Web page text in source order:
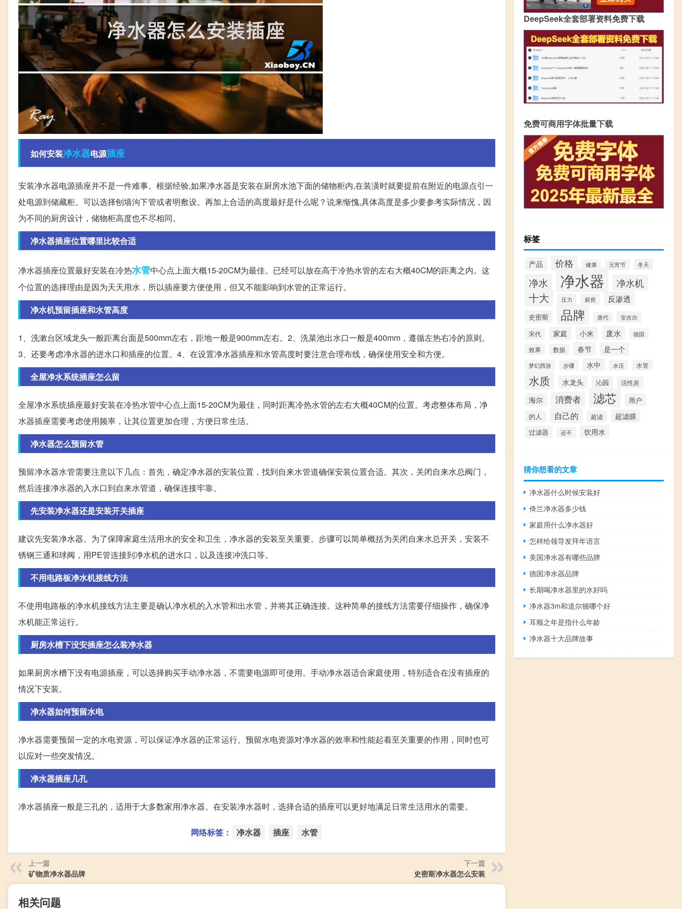
如何安装净水器电源插座
安装净水器电源插座并不是一件难事。根据经验,如果净水器是安装在厨房水池下面的储物柜内,在装潢时就要提前在附近的电源点引一
处电源到储藏柜。可以选择刨墙沟下管或者明敷设。再加上合适的高度最好是什么呢？说来惭愧,具体高度是多少要参考实际情况，因
为不同的厨房设计，储物柜高度也不尽相同。
净水器插座位置哪里比较合适
净水器插座位置最好安装在冷热水管中心点上面大概15-20CM为最佳。已经可以放在高于冷热水管的左右大概40CM的距离之内。这
个位置的选择理由是因为天天用水，所以插座要方便使用，但又不能影响到水管的正常运行。
净水机预留插座和水管高度
1、洗漱台区域龙头一般距离台面是500mm左右，距地一般是900mm左右。2、洗菜池出水口一般是400mm，遵循左热右冷的原则。
3、还要考虑净水器的进水口和插座的位置。4、在设置净水器插座和水管高度时要注意合理布线，确保使用安全和方便。
全屋净水系统插座怎么留
全屋净水系统插座最好安装在冷热水管中心点上面15-20CM为最佳，同时距离冷热水管的左右大概40CM的位置。考虑整体布局，净
水器插座需要考虑使用频率，让其位置更加合理，方便日常生活。
净水器怎么预留水管
预留净水器水管需要注意以下几点：首先，确定净水器的安装位置，找到自来水管道确保安装位置合适。其次，关闭自来水总阀门，
然后连接净水器的入水口到自来水管道，确保连接牢靠。
先安装净水器还是安装开关插座
建议先安装净水器。为了保障家庭生活用水的安全和卫生，净水器的安装至关重要。步骤可以简单概括为关闭自来水总开关，安装不
锈钢三通和球阀，用PE管连接到净水机的进水口，以及连接冲洗口等。
不用电路板净水机接线方法
不使用电路板的净水机接线方法主要是确认净水机的入水管和出水管，并将其正确连接。这种简单的接线方法需要仔细操作，确保净
水机能正常运行。
厨房水槽下没安插座怎么装净水器
如果厨房水槽下没有电源插座，可以选择购买手动净水器，不需要电源即可使用。手动净水器适合家庭使用，特别适合在没有插座的
情况下安装。
净水器如何预留水电
净水器需要预留一定的水电资源，可以保证净水器的正常运行。预留水电资源对净水器的效率和性能起着至关重要的作用，同时也可
以应对一些突发情况。
净水器插座几孔
净水器插座一般是三孔的，适用于大多数家用净水器。在安装净水器时，选择合适的插座可以更好地满足日常生活用水的需要。
网络标签： 净水器 插座 水管
上一篇
矿物质净水器品牌
下一篇
史密斯净水器怎么安装
相关问题
DeepSeek全套部署资料免费下载
免费可商用字体批量下载
标签
产品 价格 健康 元宵节 冬天
净水 净水器 净水机
十大 压力 厨房 反渗透
史密斯 品牌 唐代 安吉尔
宋代 家庭 小米 废水 德国
效果 数据 春节 是一个
梦幻西游 步骤 水中 水压 水管
水质 水龙头 沁园 活性炭
海尔 消费者 滤芯 用户
的人 自己的 超滤 超滤膜
过滤器 还不 饮用水
猜你想看的文章
净水器什么时候安装好
倚兰净水器多少钱
家庭用什么净水器好
怎样给领导发拜年语言
美国净水器有哪些品牌
德国净水器品牌
长期喝净水器里的水好吗
净水器3m和道尔顿哪个好
耳顺之年是指什么年龄
净水器十大品牌故事